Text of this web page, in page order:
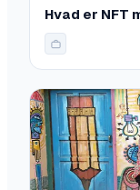
Hvad er NFT